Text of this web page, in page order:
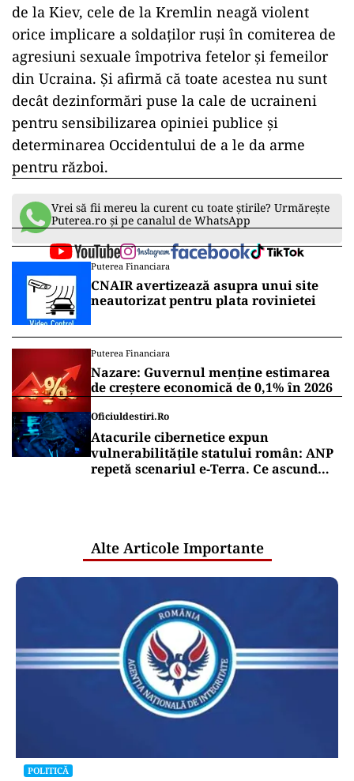
de la Kiev, cele de la Kremlin neagă violent
orice implicare a soldaților ruși în comiterea de
agresiuni sexuale împotriva fetelor și femeilor
din Ucraina. Și afirmă că toate acestea nu sunt
decât dezinformări puse la cale de ucraineni
pentru sensibilizarea opiniei publice și
determinarea Occidentului de a le da arme
pentru război.
Vrei să fii mereu la curent cu toate știrile? Urmărește
Puterea.ro și pe canalul de WhatsApp
Puterea Financiara
CNAIR avertizează asupra unui site
neautorizat pentru plata rovinietei
Puterea Financiara
Nazare: Guvernul menține estimarea
de creștere economică de 0,1% în 2026
Oficiuldestiri.ro
Atacurile cibernetice expun
vulnerabilitățile statului român: ANP
repetă scenariul e‑Terra. Ce ascund
Alte Articole Importante
POLITICĂ